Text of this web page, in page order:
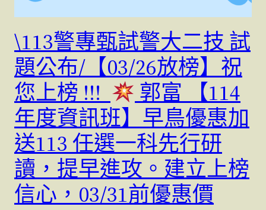
\113警專甄試警大二技 試
題公布/【03/26放榜】祝
您上榜 !!!
郭富 【114
年度資訊班】早鳥優惠加
送113 任選一科先行研
讀，提早進攻。建立上榜
信心，03/31前優惠價